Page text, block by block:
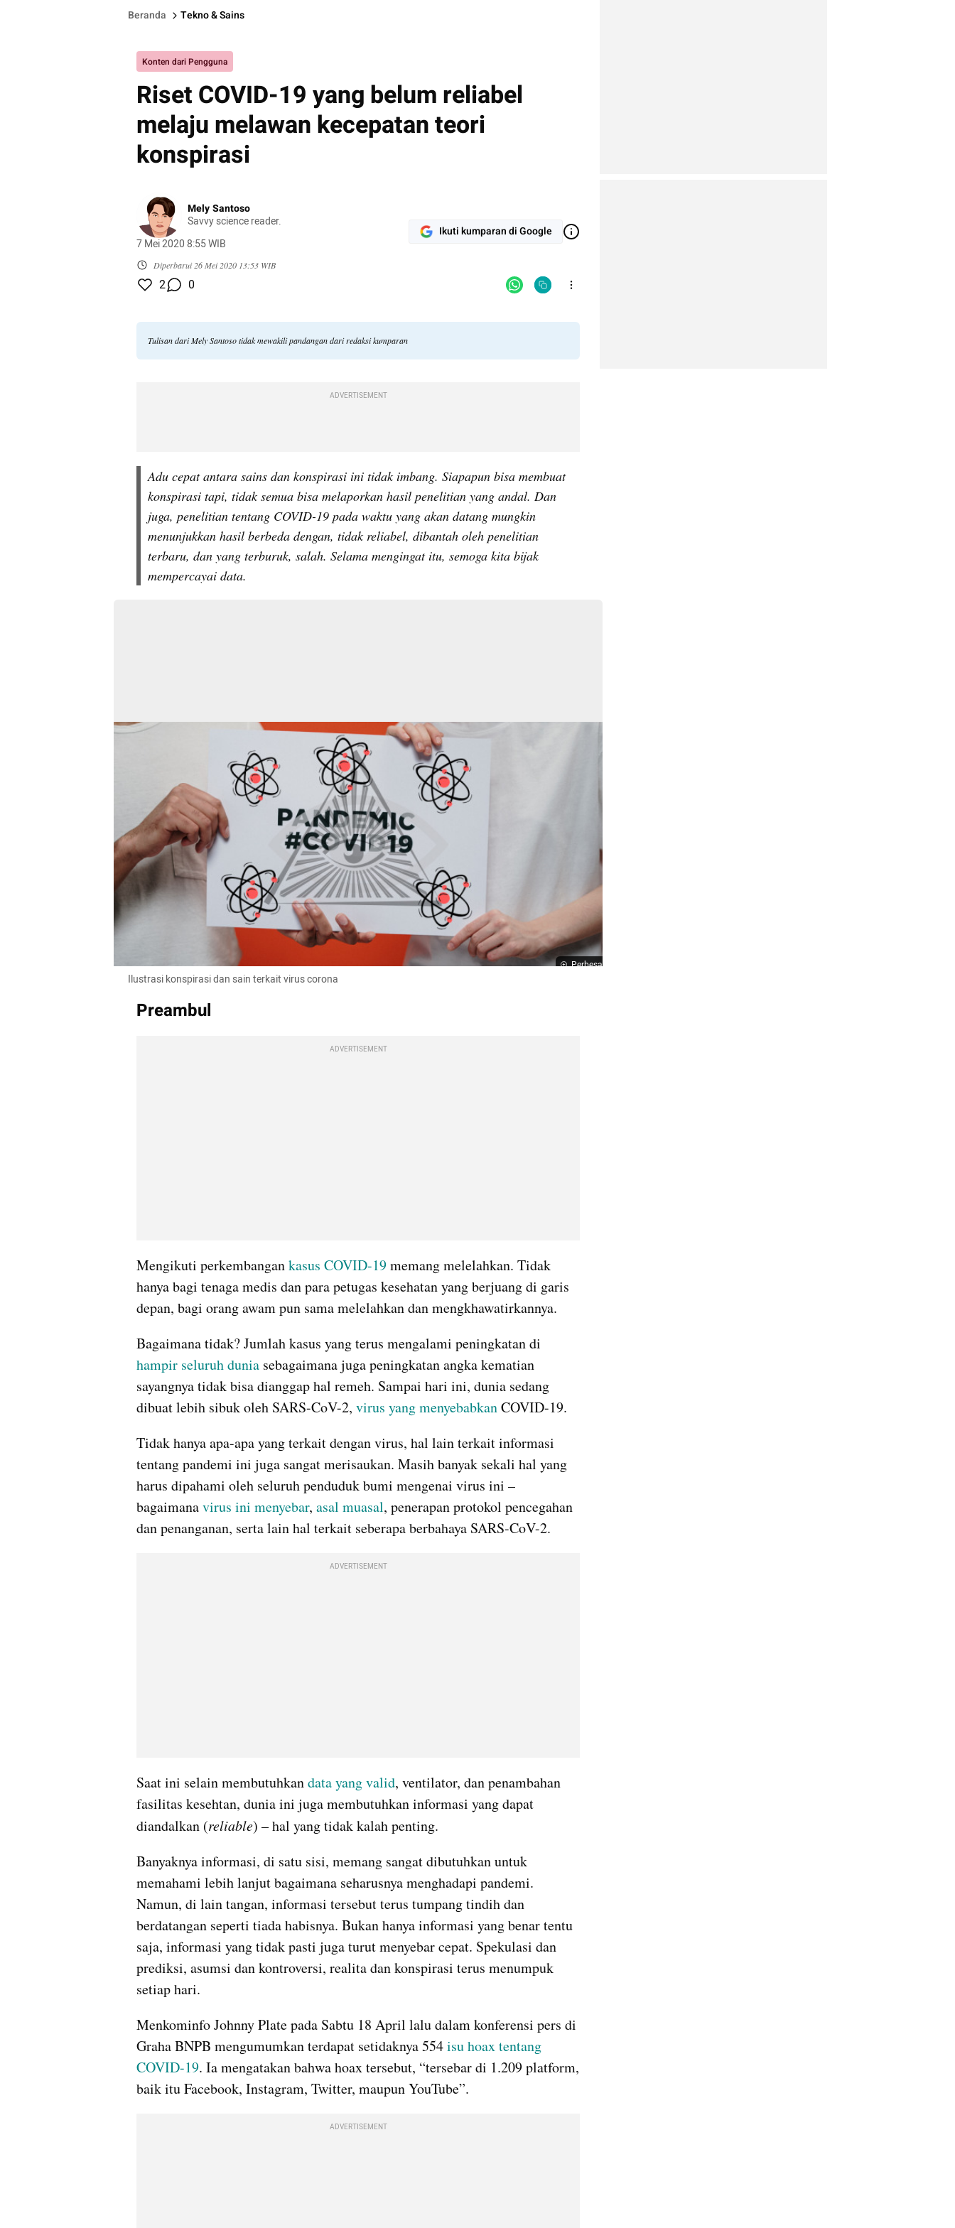
Beranda Tekno & Sains
Konten dari Pengguna
Riset COVID-19 yang belum reliabel
melaju melawan kecepatan teori
konspirasi
Mely Santoso
Savvy science reader.
7 Mei 2020 8:55 WIB
Diperbarui26 Mei 2020 13:53 WIB
Ikuti kumparan di Google
2 0
Tulisan dari Mely Santoso tidak mewakili pandangan dari redaksi kumparan
ADVERTISEMENT
Adu cepat antara sains dan konspirasi ini tidak imbang. Siapapun bisa membuat
konspirasi tapi, tidak semua bisa melaporkan hasil penelitian yang andal. Dan
juga, penelitian tentang COVID-19 pada waktu yang akan datang mungkin
menunjukkan hasil berbeda dengan, tidak reliabel, dibantah oleh penelitian
terbaru, dan yang terburuk, salah. Selama mengingat itu, semoga kita bijak
mempercayai data.
Perbesar
Ilustrasi konspirasi dan sain terkait virus corona
Preambul
ADVERTISEMENT
Mengikuti perkembangan kasus COVID-19 memang melelahkan. Tidak
hanya bagi tenaga medis dan para petugas kesehatan yang berjuang di garis
depan, bagi orang awam pun sama melelahkan dan mengkhawatirkannya.
hampir seluruh dunia sebagaimana juga peningkatan angka kematian
sayangnya tidak bisa dianggap hal remeh. Sampai hari ini, dunia sedang
dibuat lebih sibuk oleh SARS-CoV-2, virus yang menyebabkan COVID-19.
Tidak hanya apa-apa yang terkait dengan virus, hal lain terkait informasi
tentang pandemi ini juga sangat merisaukan. Masih banyak sekali hal yang
harus dipahami oleh seluruh penduduk bumi mengenai virus ini –
bagaimana virus ini menyebar, asal muasal, penerapan protokol pencegahan
dan penanganan, serta lain hal terkait seberapa berbahaya SARS-CoV-2.
ADVERTISEMENT
Saat ini selain membutuhkan data yang valid, ventilator, dan penambahan
fasilitas kesehtan, dunia ini juga membutuhkan informasi yang dapat
diandalkan (reliable) – hal yang tidak kalah penting.
Banyaknya informasi, di satu sisi, memang sangat dibutuhkan untuk
memahami lebih lanjut bagaimana seharusnya menghadapi pandemi.
Namun, di lain tangan, informasi tersebut terus tumpang tindih dan
berdatangan seperti tiada habisnya. Bukan hanya informasi yang benar tentu
saja, informasi yang tidak pasti juga turut menyebar cepat. Spekulasi dan
prediksi, asumsi dan kontroversi, realita dan konspirasi terus menumpuk
setiap hari.
Menkominfo Johnny Plate pada Sabtu 18 April lalu dalam konferensi pers di
Graha BNPB mengumumkan terdapat setidaknya 554 isu hoax tentang
COVID-19. Ia mengatakan bahwa hoax tersebut, “tersebar di 1.209 platform,
baik itu Facebook, Instagram, Twitter, maupun YouTube”.
ADVERTISEMENT